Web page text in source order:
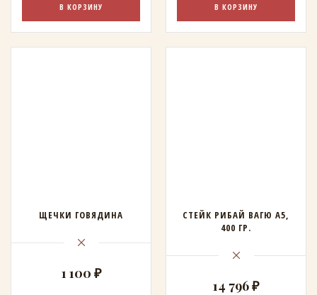
В КОРЗИНУ В КОРЗИНУ
ЩЕЧКИ ГОВЯДИНА
1 100 ₽
СТЕЙК РИБАЙ ВАГЮ А5,
400 ГР.
14 796 ₽